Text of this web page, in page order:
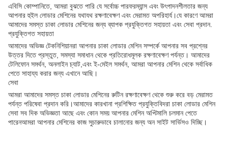
এবিসি কোম্পানিতে, আমরা বুঝতে পারি যে সর্বোচ্চ পারফরম্যান্স এবং উৎপাদনশীলতার জন্য
আপনার হুইল লোডার মেশিনের যথাযথ রক্ষণাবেক্ষণ এবং মেরামত অপরিহার্য।যে কারণে আমরা
আমাদের সমস্ত চাকা লোডার মেশিনের জন্য ব্যাপক প্রযুক্তিগত সহায়তা এবং সেবা প্রদান.
প্রযুক্তিগত সহায়তা
আমাদের অভিজ্ঞ টেকনিশিয়ানরা আপনার চাকা লোডার মেশিন সম্পর্কে আপনার সব প্রশ্নের
উত্তর দিতে প্রস্তুত, সমস্যা সমাধান থেকে প্রতিরোধমূলক রক্ষণাবেক্ষণ পর্যন্ত। আমাদের
টেলিফোন সমর্থন, অনলাইন চ্যাট,এবং ই-মেইল সমর্থন, আমরা আপনার মেশিন থেকে সর্বাধিক
পেতে সাহায্য করার জন্য এখানে আছি।
সেবা
আমরা আমাদের সমস্ত চাকা লোডার মেশিনের রুটিন রক্ষণাবেক্ষণ থেকে শুরু করে বড় মেরামত
পর্যন্ত পরিষেবা প্রদান করি।আমাদের কারখানা প্রশিক্ষিত প্রযুক্তিবিদরা চাকা লোডার মেশিন
সেবা সব দিক অভিজ্ঞতা আছে এবং কোন সময় আপনার মেশিন অপ্টিমালি চলমান পেতে
পারেনআমরা আপনার মেশিনের কাজ সুচারুভাবে চালানোর জন্য অন সাইট সার্ভিসও দিচ্ছি।